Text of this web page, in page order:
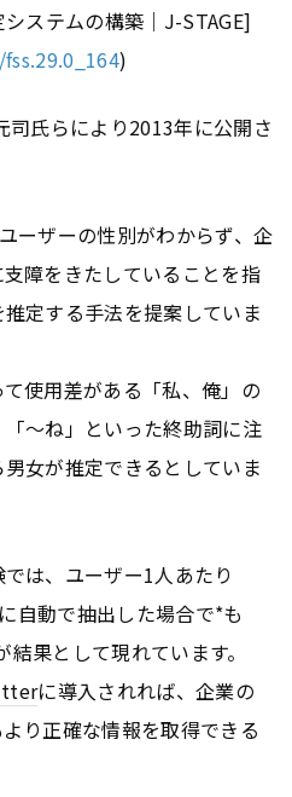
ステムの構築｜J-STAGE]
)
司氏らにより2013年に公開さ
ーザーの性別がわからず、企
障をきたしていることを指
定する手法を提案していま
使用差がある「私、俺」の
〜ね」といった終助詞に注
女が推定できるとしていま
は、ユーザー1人あたり
自動で抽出した場合で*も
果として現れています。
に導入されれば、企業の
り正確な情報を取得できる